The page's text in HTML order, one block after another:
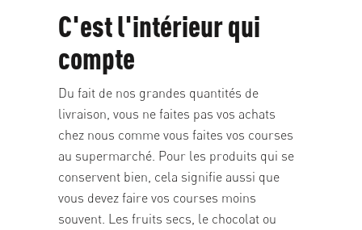
C'est l'intérieur qui
compte
Du fait de nos grandes quantités de
livraison, vous ne faites pas vos achats
chez nous comme vous faites vos courses
au supermarché. Pour les produits qui se
conservent bien, cela signifie aussi que
vous devez faire vos courses moins
souvent. Les fruits secs, le chocolat ou